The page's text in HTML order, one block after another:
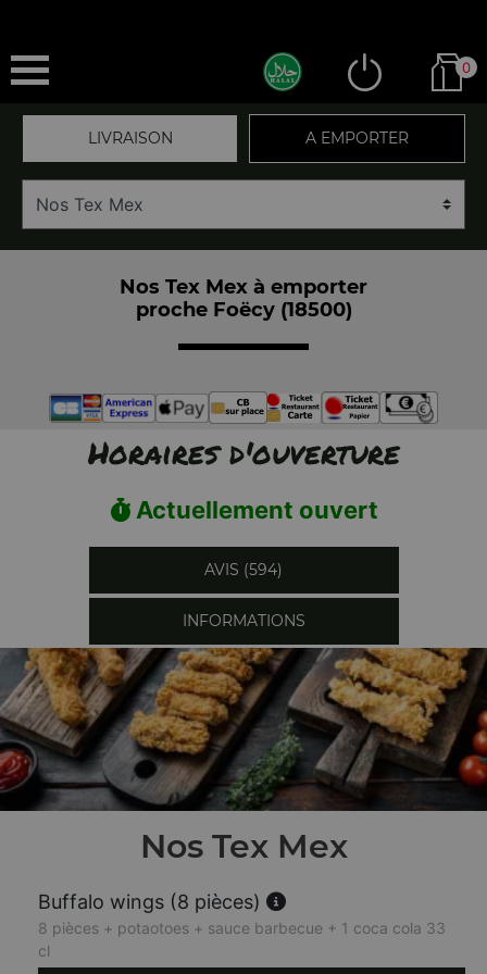
0
LIVRAISON A EMPORTER
Nos Tex Mex à emporter
proche Foëcy (18500)
Horaires d'ouverture
Actuellement ouvert
AVIS (594)
INFORMATIONS
Nos Tex Mex
Buffalo wings (8 pièces)
8 pièces + potaotoes + sauce barbecue + 1 coca cola 33
cl